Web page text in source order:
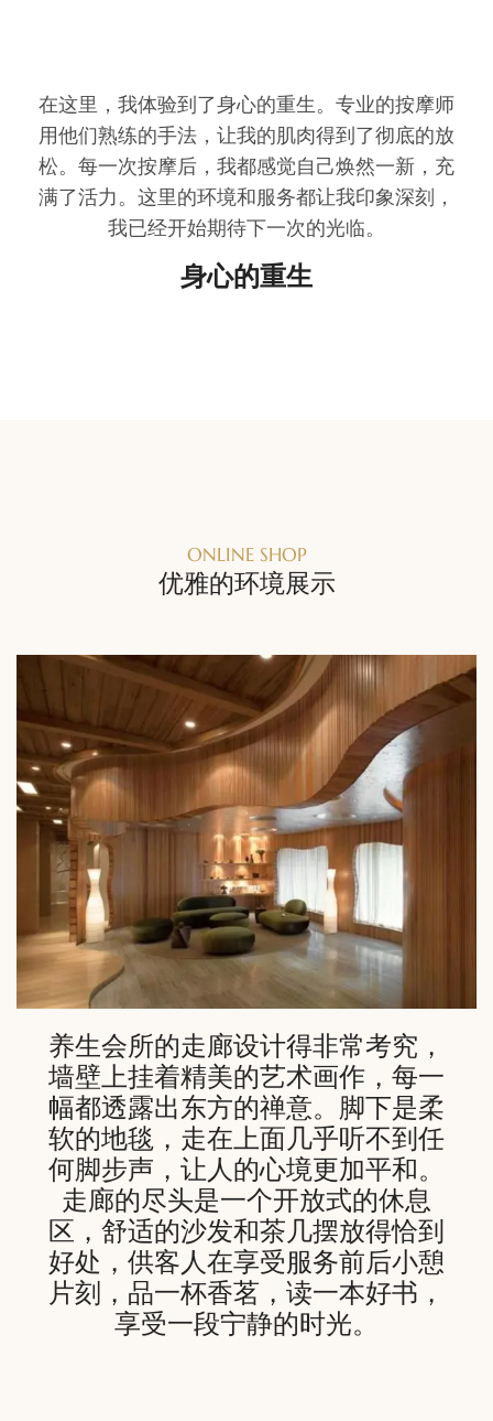
在这里，我体验到了身心的重生。专业的按摩师
用他们熟练的手法，让我的肌肉得到了彻底的放
松。每一次按摩后，我都感觉自己焕然一新，充
满了活力。这里的环境和服务都让我印象深刻，
我已经开始期待下一次的光临。
身心的重生
ONLINE SHOP
优雅的环境展示
养生会所的走廊设计得非常考究，
墙壁上挂着精美的艺术画作，每一
幅都透露出东方的禅意。脚下是柔
软的地毯，走在上面几乎听不到任
何脚步声，让人的心境更加平和。
走廊的尽头是一个开放式的休息
区，舒适的沙发和茶几摆放得恰到
好处，供客人在享受服务前后小憩
片刻，品一杯香茗，读一本好书，
享受一段宁静的时光。